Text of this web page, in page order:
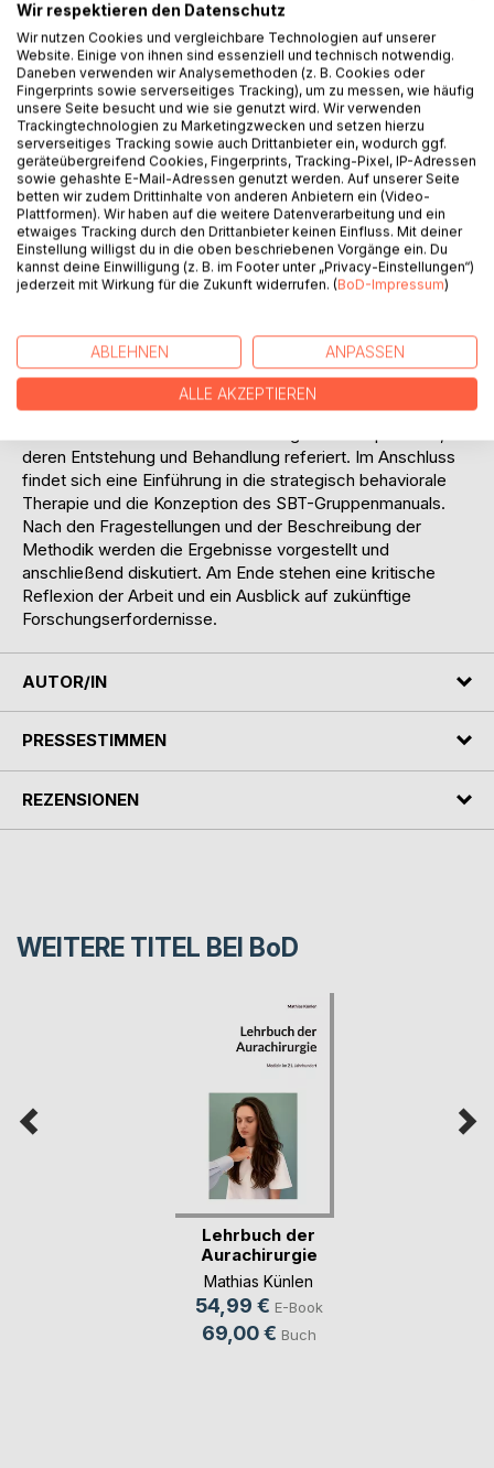
Titel bewerten
BESCHREIBUNG
Die kognitive Verhaltenstherapie wurde in den letzten
Jahren um wirksame Konzepte erweitert. Diese
Erweiterungen werden oft unter dem Begriff dritte Welle
Arbeit untersucht die Durchführbarkeit und Wirksamkeit,
einer achtsamkeits-, emotions- und beziehungsorientierten
Gruppentherapie der Depression, unter Berücksichtigung
der Rahmenbedingungen einer psychiatrischen Klinik.
deren Entstehung und Behandlung referiert. Im Anschluss
findet sich eine Einführung in die strategisch behaviorale
Therapie und die Konzeption des SBT-Gruppenmanuals.
Nach den Fragestellungen und der Beschreibung der
Methodik werden die Ergebnisse vorgestellt und
anschließend diskutiert. Am Ende stehen eine kritische
Reflexion der Arbeit und ein Ausblick auf zukünftige
Forschungserfordernisse.
AUTOR/IN
PRESSESTIMMEN
REZENSIONEN
WEITERE TITEL BEI BoD
Lehrbuch der
Aurachirurgie
Mathias Künlen
54,99 € E-Book
69,00 € Buch
Wir respektieren den Datenschutz
Wir nutzen Cookies und vergleichbare Technologien auf unserer
Website. Einige von ihnen sind essenziell und technisch notwendig.
Daneben verwenden wir Analysemethoden (z. B. Cookies oder
Fingerprints sowie serverseitiges Tracking), um zu messen, wie häufig
unsere Seite besucht und wie sie genutzt wird. Wir verwenden
Trackingtechnologien zu Marketingzwecken und setzen hierzu
serverseitiges Tracking sowie auch Drittanbieter ein, wodurch ggf.
geräteübergreifend Cookies, Fingerprints, Tracking-Pixel, IP-Adressen
sowie gehashte E-Mail-Adressen genutzt werden. Auf unserer Seite
betten wir zudem Drittinhalte von anderen Anbietern ein (Video-
Plattformen). Wir haben auf die weitere Datenverarbeitung und ein
etwaiges Tracking durch den Drittanbieter keinen Einfluss. Mit deiner
Einstellung willigst du in die oben beschriebenen Vorgänge ein. Du
kannst deine Einwilligung (z. B. im Footer unter „Privacy-Einstellungen“)
jederzeit mit Wirkung für die Zukunft widerrufen. (BoD-Impressum)
ABLEHNEN ANPASSEN
ALLE AKZEPTIEREN